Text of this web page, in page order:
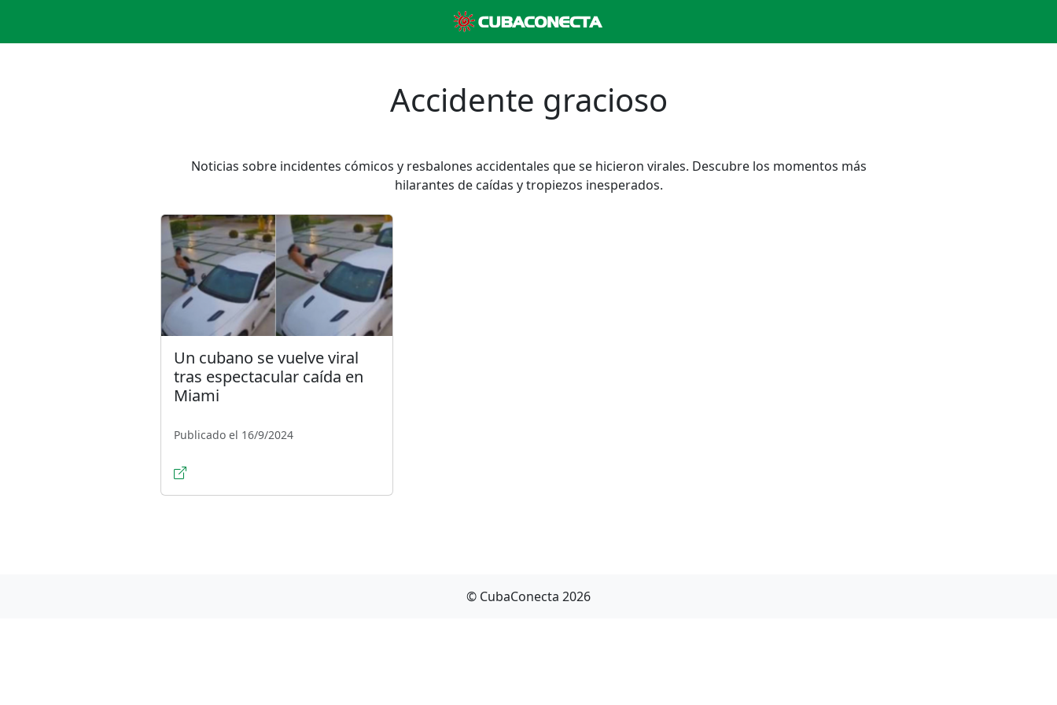
Accidente gracioso
Noticias sobre incidentes cómicos y resbalones accidentales que se hicieron virales. Descubre los momentos más
hilarantes de caídas y tropiezos inesperados.
Un cubano se vuelve viral
tras espectacular caída en
Miami
Publicado el 16/9/2024
© CubaConecta 2026